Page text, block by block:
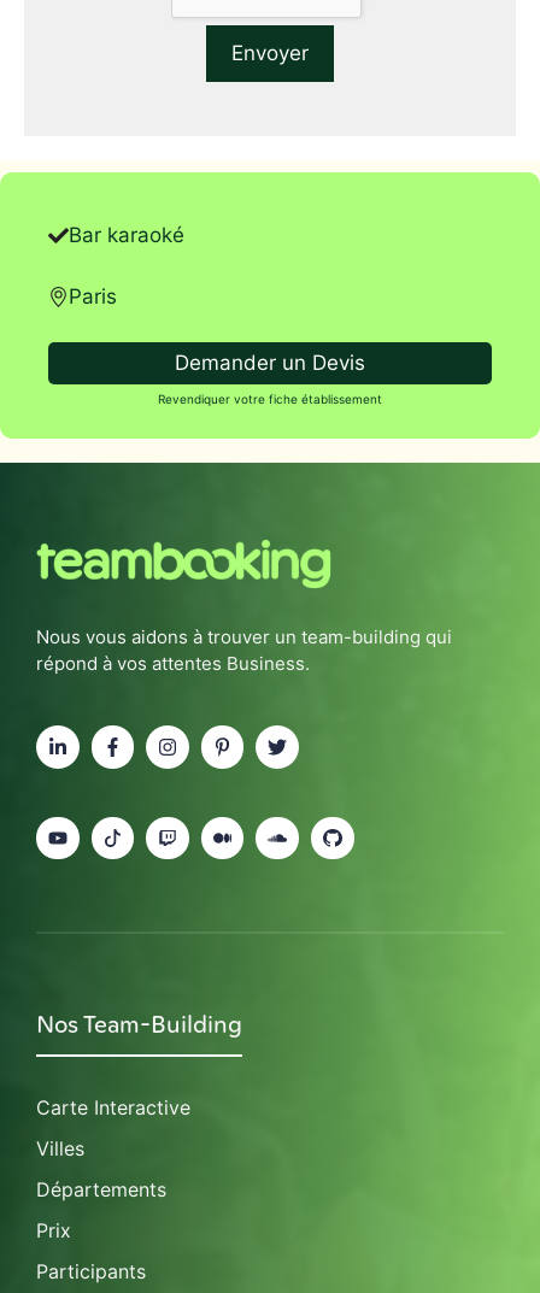
Bar karaoké
Paris
Demander un Devis
Revendiquer votre fiche établissement
Nous vous aidons à trouver un team-building qui
répond à vos attentes Business.
Nos Team-Building
Carte Interactive
Villes
Départements
Prix
Participants